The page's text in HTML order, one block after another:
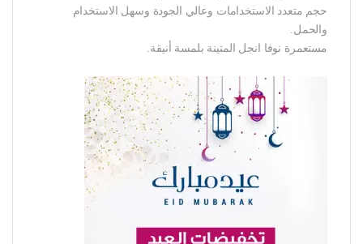
حجم متعدد الاستخدامات وعالي الجودة وسهل الاستخدام
والحمل.
مستعمرة نوفا انجل المتينة بلمسة أنيقة.